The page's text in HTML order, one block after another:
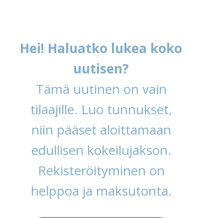
Hei! Haluatko lukea koko
uutisen?
Tämä uutinen on vain
tilaajille. Luo tunnukset,
niin pääset aloittamaan
edullisen kokeilujakson.
Rekisteröityminen on
helppoa ja maksutonta.